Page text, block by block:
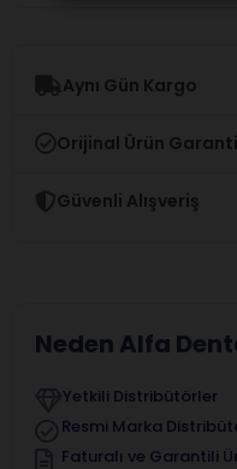
Aynı Gün Kargo
Orijinal Ürün
Güvenli Alışveriş
Neden Alfa
Yetkili Distribütörler
Resmi Marka
Faturalı ve Garantili